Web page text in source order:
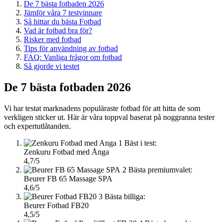
De 7 bästa fotbaden 2026
Jämför våra 7 testvinnare
Så hittar du bästa Fotbad
Vad är fotbad bra för?
Risker med fotbad
Tips för användning av fotbad
FAQ: Vanliga frågor om fotbad
Så gjorde vi testet
De 7 bästa fotbaden 2026
Vi har testat marknadens populäraste fotbad för att hitta de som
verkligen sticker ut. Här är våra toppval baserat på noggranna tester
och expertutlåtanden.
1 Bäst i test:
Zenkuru Fotbad med Ånga
4,7/5
2 Bästa premiumvalet:
Beurer FB 65 Massage SPA
4,6/5
3 Bästa billiga:
Beurer Fotbad FB20
4,5/5